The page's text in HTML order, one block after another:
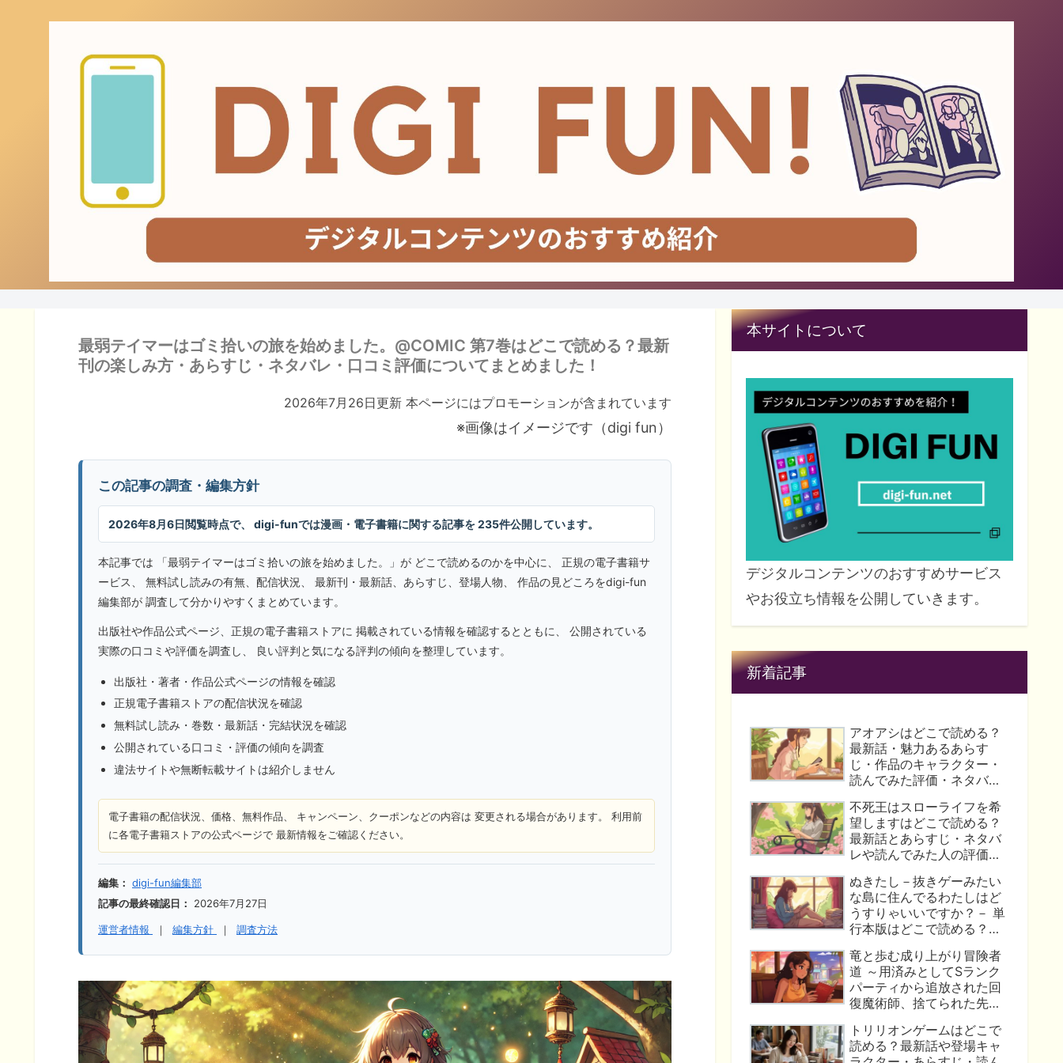
最弱テイマーはゴミ拾いの旅を始めました。@COMIC 第7巻はどこで読める？最新
刊の楽しみ方・あらすじ・ネタバレ・口コミ評価についてまとめました！
2026年7月26日更新 本ページにはプロモーションが含まれています
※画像はイメージです（digi fun）
この記事の調査・編集方針
2026年8月6日閲覧時点で、 digi-funでは漫画・電子書籍に関する記事を 235件公開しています。
本記事では 「最弱テイマーはゴミ拾いの旅を始めました。」が どこで読めるのかを中心に、 正規の電子書籍サ
ービス、 無料試し読みの有無、配信状況、 最新刊・最新話、あらすじ、登場人物、 作品の見どころをdigi-fun
編集部が 調査して分かりやすくまとめています。
出版社や作品公式ページ、正規の電子書籍ストアに 掲載されている情報を確認するとともに、 公開されている
実際の口コミや評価を調査し、 良い評判と気になる評判の傾向を整理しています。
出版社・著者・作品公式ページの情報を確認
正規電子書籍ストアの配信状況を確認
無料試し読み・巻数・最新話・完結状況を確認
公開されている口コミ・評価の傾向を調査
違法サイトや無断転載サイトは紹介しません
電子書籍の配信状況、価格、無料作品、 キャンペーン、クーポンなどの内容は 変更される場合があります。 利用前
に各電子書籍ストアの公式ページで 最新情報をご確認ください。
編集： digi-fun編集部
記事の最終確認日：
2026年7月27日
運営者情報 ｜ 編集方針 ｜ 調査方法
本サイトについて
デジタルコンテンツのおすすめサービス
やお役立ち情報を公開していきます。
新着記事
アオアシはどこで読める？
最新話・魅力あるあらす
じ・作品のキャラクター・
読んでみた評価・ネタバレ
不死王はスローライフを希
望しますはどこで読める？
最新話とあらすじ・ネタバ
レや読んでみた人の評価か
ぬきたし－抜きゲーみたい
な島に住んでるわたしはど
うすりゃいいですか？－ 単
行本版はどこで読める？最
じ・ネタバレ・口コミ評価
についてまとめました！
竜と歩む成り上がり冒険者
道 ～用済みとしてSランク
パーティから追放された回
復魔術師、捨てられた先で
まう～ コミック版はどこで
読める？最新話や作品のあ
トリリオンゲームはどこで
読める？最新話や登場キャ